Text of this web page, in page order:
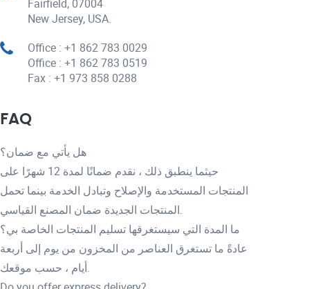
Fairfield, 07004
New Jersey, USA.
Office : +1 862 783 0029
Office : +1 862 783 0519
Fax : +1 973 858 0288
FAQ
هل يأتي مع ضمان؟
حيثما ينطبق ذلك ، نقدم ضمانًا لمدة 12 شهرًا على
المنتجات المستخدمة والإصلاح وتبادل الخدمة بينما تحمل
المنتجات الجديدة ضمان المصنع القياسي.
ما المدة التي سيستغرقها تسليم المنتجات الخاصة بي؟
عادةً ما تستغرق العناصر من المخزون من يوم إلى أربعة
أيام ، حسب موقعك.